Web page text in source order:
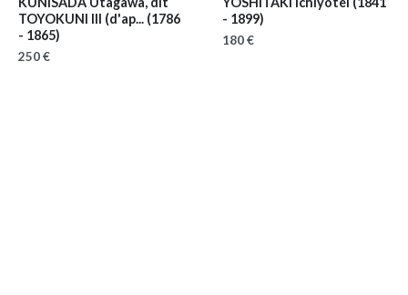
TOYOKUNI III (d'ap... (1786
- 1865)
250 €
- 1899)
180 €